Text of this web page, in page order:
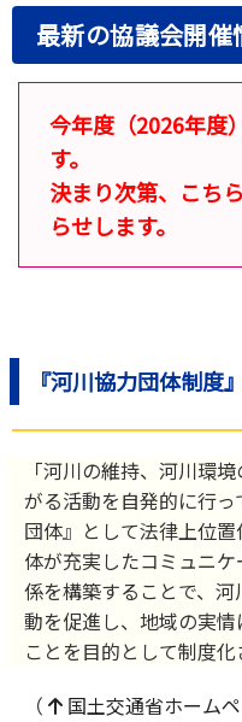
最新の協議会開催
今年度（2026年度
す。
決まり次第、こち
らせします。
『河川協力団体制度
「河川の維持、河川環
がる活動を自発的に行
団体』として法律上位
体が充実したコミュニ
係を構築することで、
動を促進し、地域の実
ことを目的として制度化
（
国土交通省ホーム